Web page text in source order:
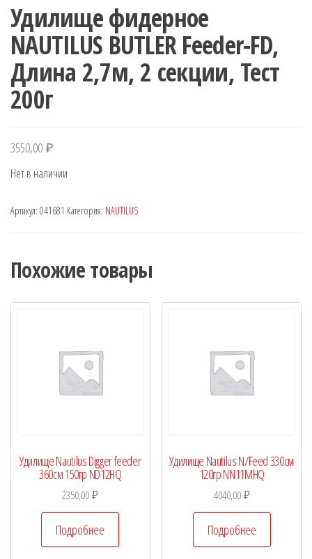
Удилище фидерное
NAUTILUS BUTLER Feeder-FD,
Длина 2,7м, 2 секции, Тест
200г
3550,00 ₽
Нет в наличии
Артикул: 041681 Категория: NAUTILUS
Похожие товары
Удилище Nautilus Digger feeder
360см 150гр ND12HQ
2350,00₽
Подробнее
Удилище Nautilus N/Feed 330см
120гр NN11MHQ
4040,00₽
Подробнее